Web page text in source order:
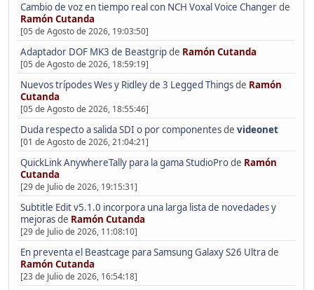
Cambio de voz en tiempo real con NCH Voxal Voice Changerde
Ramón Cutanda
[05 de Agosto de 2026, 19:03:50]
Adaptador DOF MK3 de Beastgripde Ramón Cutanda
[05 de Agosto de 2026, 18:59:19]
Nuevos trípodes Wes y Ridley de 3 Legged Thingsde Ramón
Cutanda
[05 de Agosto de 2026, 18:55:46]
Duda respecto a salida SDI o por componentesde videonet
[01 de Agosto de 2026, 21:04:21]
QuickLink AnywhereTally para la gama StudioProde Ramón
Cutanda
[29 de Julio de 2026, 19:15:31]
Subtitle Edit v5.1.0 incorpora una larga lista de novedades y
mejorasde Ramón Cutanda
[29 de Julio de 2026, 11:08:10]
En preventa el Beastcage para Samsung Galaxy S26 Ultrade
Ramón Cutanda
[23 de Julio de 2026, 16:54:18]